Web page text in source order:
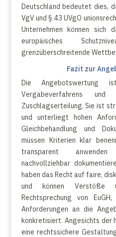
Deutschland bedeutet dies,
VgV und § 43 UVgO
Unternehmen können sich
europäisches
grenzüberschreitende
Fazit zur
Die Angebotswertung
Vergabeverfahrens
Zuschlagserteilung. Sie ist
und unterliegt hohen
Gleichbehandlung und
müssen Kriterien klar
transparent
nachvollziehbar
haben das Recht auf faire,
und können Verstöße
Rechtsprechung von
Anforderungen an die
konkretisiert. Angesichts der
eine rechtssichere